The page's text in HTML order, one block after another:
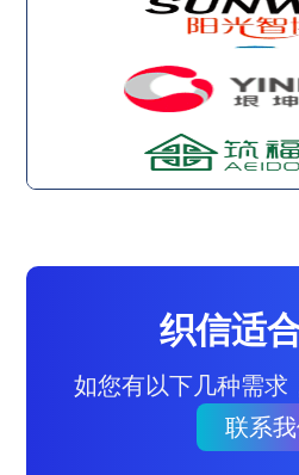
织信适
如您有以下几种需求
联系